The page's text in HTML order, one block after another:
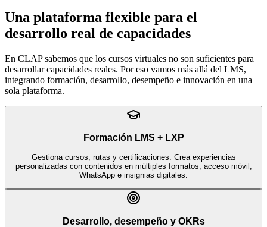
Una plataforma flexible para el
desarrollo real de capacidades
En CLAP sabemos que los cursos virtuales no son suficientes para
desarrollar capacidades reales. Por eso vamos más allá del LMS,
integrando formación, desarrollo, desempeño e innovación en una
sola plataforma.
Formación LMS + LXP
Gestiona cursos, rutas y certificaciones. Crea experiencias
personalizadas con contenidos en múltiples formatos, acceso móvil,
WhatsApp e insignias digitales.
Desarrollo, desempeño y OKRs